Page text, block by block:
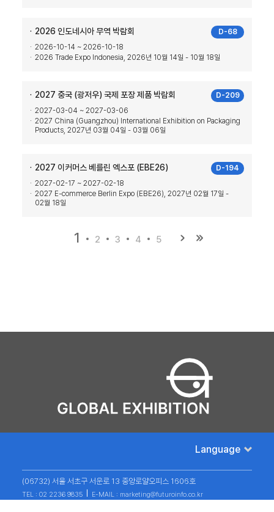
D-68
2026 인도네시아 무역 박람회
2026-10-14 ~ 2026-10-18
2026 Trade Expo Indonesia, 2026년 10월 14일 - 10월 18일
D-209
2027 중국 (광저우) 국제 포장 제품 박람회
2027-03-04 ~ 2027-03-06
2027 China (Guangzhou) International Exhibition on Packaging
Products, 2027년 03월 04일 - 03월 06일
D-194
2027 이커머스 베를린 엑스포 (EBE26)
2027-02-17 ~ 2027-02-18
2027 E-commerce Berlin Expo (EBE26), 2027년 02월 17일 -
02월 18일
1 2 3 4 5
Language
(06732) 서울 서초구 서운로 13 중앙로얄오피스 1606호
TEL : 02 2236 9835 E-MAIL : marketing@futuroinfo.co.kr